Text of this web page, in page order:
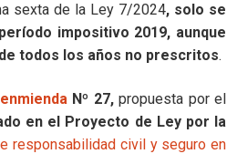
sexta de la Ley 7/2024, solo se
impositivo 2019, aunque
todos los años no prescritos.
enmiendaNº 27,propuesta por el
en el Proyecto de Ley por la
responsabilidad civil y seguro en